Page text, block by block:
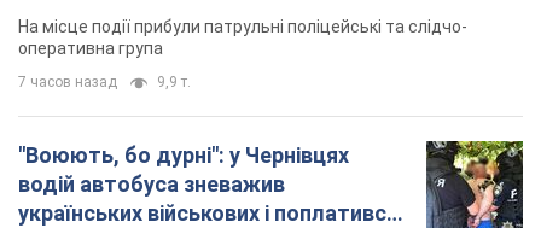
На місце події прибули патрульні поліцейські та слідчо-
оперативна група
7 часов назад 9,9 т.
"Воюють, бо дурні": у Чернівцях
водій автобуса зневажив
українських військових і поплатився.